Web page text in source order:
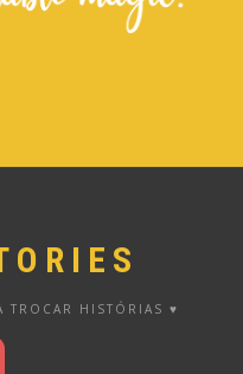
TROCAR HISTÓRIAS ♥